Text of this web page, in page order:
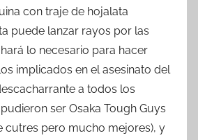
con traje de hojalata
puede lanzar rayos por las
hará lo necesario para hacer
implicados en el asesinato del
a todos los
ser Osaka Tough Guys
cutres pero mucho mejores), y